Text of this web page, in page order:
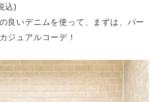
込)
良いデニムを使って、まずは、パー
ジュアルコーデ！